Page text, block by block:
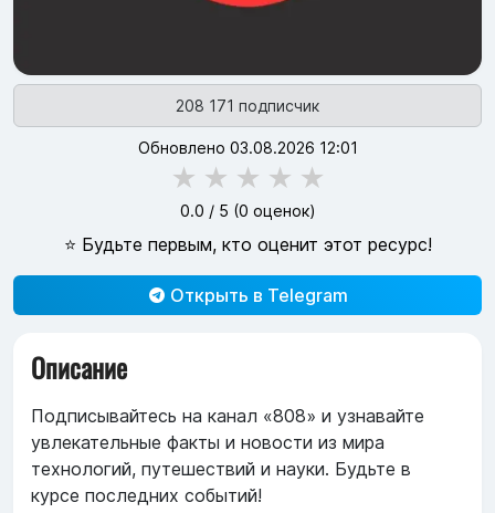
208 171 подписчик
Обновлено 03.08.2026 12:01
★ ★ ★ ★ ★
0.0 / 5 (0 оценок)
⭐ Будьте первым, кто оценит этот ресурс!
Открыть в Telegram
Описание
Подписывайтесь на канал «808» и узнавайте
увлекательные факты и новости из мира
технологий, путешествий и науки. Будьте в
курсе последних событий!